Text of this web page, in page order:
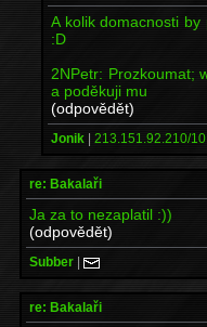
A kolik domacnosti
:D
2NPetr: Prozkoumat;
a poděkuji mu
(odpovědět)
Jonik | 213.151.92.210/
re: Bakalaři
Ja za to nezaplatil :))
(odpovědět)
Subber |
re: Bakalaři